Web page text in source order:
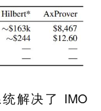
解决了 IMO